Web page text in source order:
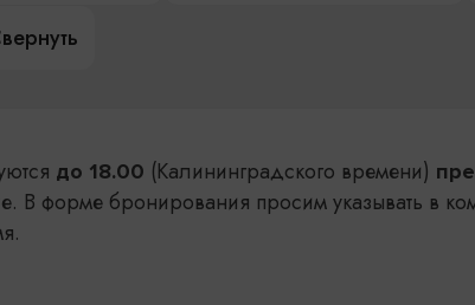
до 18.00 (Калининградского времени)
В форме бронирования просим указывать в